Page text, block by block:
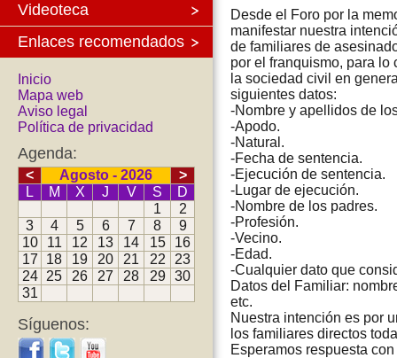
Videoteca
Enlaces recomendados
Inicio
Mapa web
Aviso legal
Política de privacidad
Agenda:
< Agosto - 2026
>
L
M X J V S
D
1
2
3
4 5 6 7 8
9
10
11 12 13 14 15
16
17
18 19 20 21 22
23
24
25 26 27 28 29
30
31
Síguenos:
Desde el Foro por la
manifestar nuestra
de familiares de
por el franquismo, para lo
la sociedad civil en
siguientes datos:
-Nombre y apellidos de
-Apodo.
-Natural.
-Fecha de sentencia.
-Ejecución de sentencia.
-Lugar de ejecución.
-Nombre de los padres.
-Profesión.
-Vecino.
-Edad.
-Cualquier dato que
Datos del Familiar:
etc.
Nuestra intención es por
los familiares directos
Esperamos respuesta